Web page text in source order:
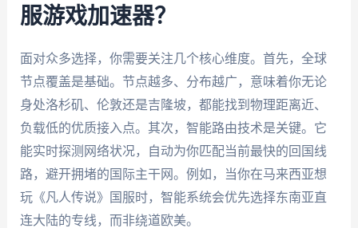
服游戏加速器？
面对众多选择，你需要关注几个核心维度。首先，全球
节点覆盖是基础。节点越多、分布越广，意味着你无论
身处洛杉矶、伦敦还是吉隆坡，都能找到物理距离近、
负载低的优质接入点。其次，智能路由技术是关键。它
能实时探测网络状况，自动为你匹配当前最快的回国线
路，避开拥堵的国际主干网。例如，当你在马来西亚想
玩《凡人传说》国服时，智能系统会优先选择东南亚直
连大陆的专线，而非绕道欧美。